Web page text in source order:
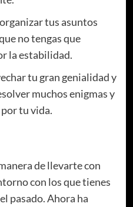
tus asuntos
no tengas que
la estabilidad.
tu gran genialidad y
muchos enigmas y
tu vida.
de llevarte con
con los que tienes
pasado. Ahora ha